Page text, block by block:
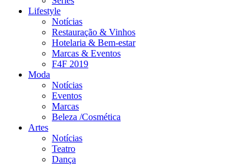
Lifestyle
Notícias
Restauração & Vinhos
Hotelaria & Bem-estar
Marcas & Eventos
F4F 2019
Moda
Notícias
Eventos
Marcas
Beleza /Cosmética
Artes
Notícias
Teatro
Dança